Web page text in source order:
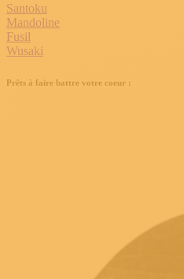
Santoku
Mandoline
Fusil
Wusaki
Prêts à faire battre votre coeur :